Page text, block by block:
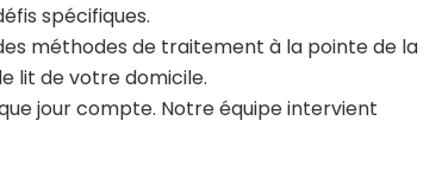
spécifiques.
méthodes de traitement à la pointe de la
lit de votre domicile.
jour compte. Notre équipe intervient